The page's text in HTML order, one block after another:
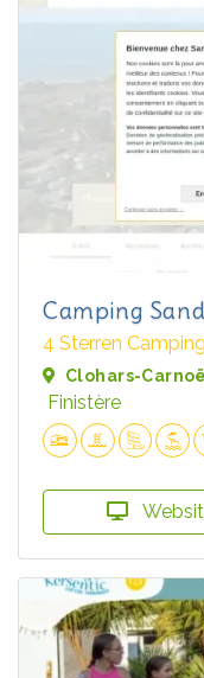
Camping
4 Sterren Camping
Clohars-
Finistère